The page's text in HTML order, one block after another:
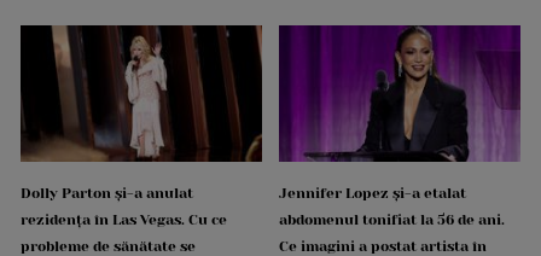
Dolly Parton și-a anulat
rezidența în Las Vegas. Cu ce
probleme de sănătate se
Jennifer Lopez și-a etalat
abdomenul tonifiat la 56 de ani.
Ce imagini a postat artista în